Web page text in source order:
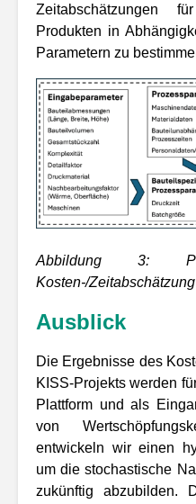
Zeitabschätzungen
Produkten in
Parametern zu
Abbildung3:
Kosten-/Zeitabschätzung
Ausblick
Die Ergebnisse des
KISS-Projekts werden
Plattform und als
von
entwickeln wir einen
um die stochastische
zukünftig abzubilden.